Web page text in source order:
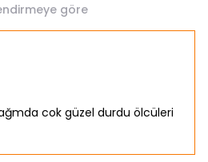
göre
cok güzel durdu ölcüleri